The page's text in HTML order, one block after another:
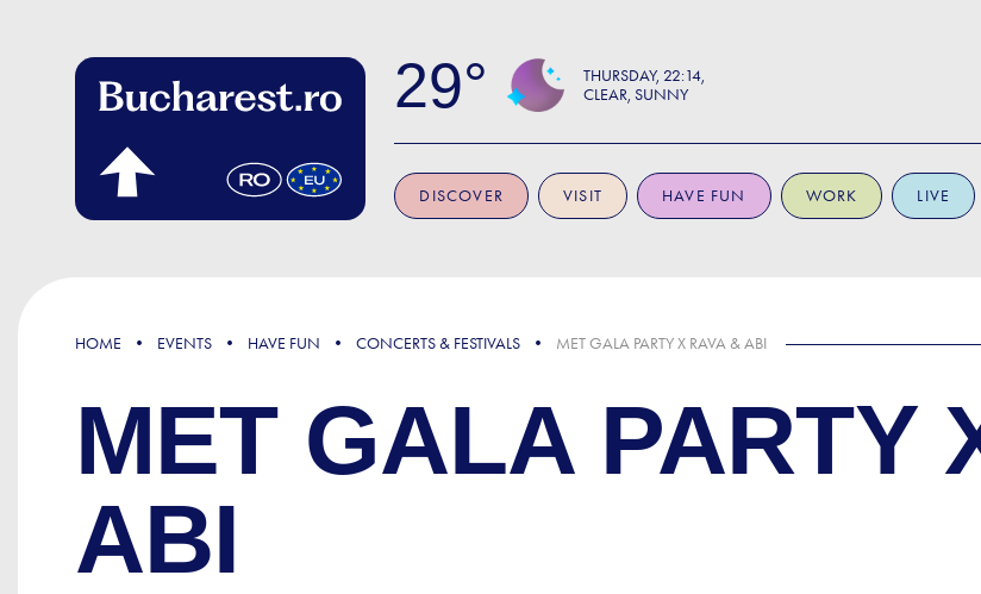
29 THURSDAY 22:14
CLEAR, SUNNY
DISCOVER VISIT HAVE FUN WORK LIVE
HOME EVENTS HAVE FUN CONCERTS & FESTIVALS MET GALA PARTY X RAVA & ABI
MET GALA PARTY
ABI